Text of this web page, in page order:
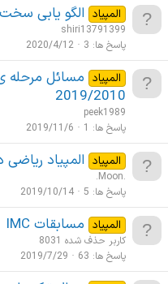
المپیاد الگو یابی سخت
shiri13791399
پاسخ ها 3
2020/4/12
المپیاد مسائل مرحله
2019/2010
peek1989
پاسخ ها
1
2019/11/6
المپیاد المپیاد ریاضی
.Moon.
پاسخ ها 5
2019/10/14
المپیاد مسابقات IMC
کاربر حذف شده 8031
پاسخ ها 63
2019/7/29